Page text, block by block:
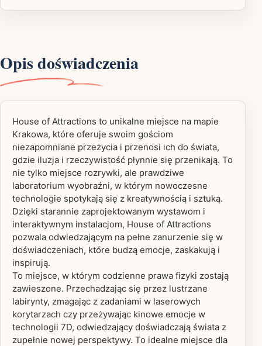
Opis doświadczenia
House of Attractions to unikalne miejsce na mapie
Krakowa, które oferuje swoim gościom
niezapomniane przeżycia i przenosi ich do świata,
gdzie iluzja i rzeczywistość płynnie się przenikają. To
nie tylko miejsce rozrywki, ale prawdziwe
laboratorium wyobraźni, w którym nowoczesne
technologie spotykają się z kreatywnością i sztuką.
Dzięki starannie zaprojektowanym wystawom i
interaktywnym instalacjom, House of Attractions
pozwala odwiedzającym na pełne zanurzenie się w
doświadczeniach, które budzą emocje, zaskakują i
inspirują.
To miejsce, w którym codzienne prawa fizyki zostają
zawieszone. Przechadzając się przez lustrzane
labirynty, zmagając z zadaniami w laserowych
korytarzach czy przeżywając kinowe emocje w
technologii 7D, odwiedzający doświadczają świata z
zupełnie nowej perspektywy. To idealne miejsce dla